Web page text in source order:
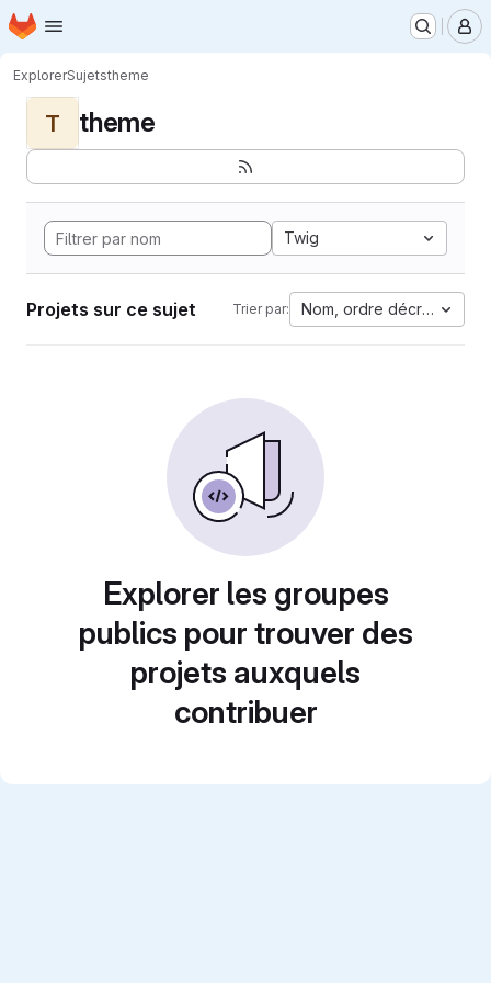
Passer au contenu principal
Page d'accueil
ExplorerSujetstheme
T theme
Twig
Projets sur ce sujet Trier par: Nom, ordre décroissant
Explorer les groupes
publics pour trouver des
projets auxquels
contribuer